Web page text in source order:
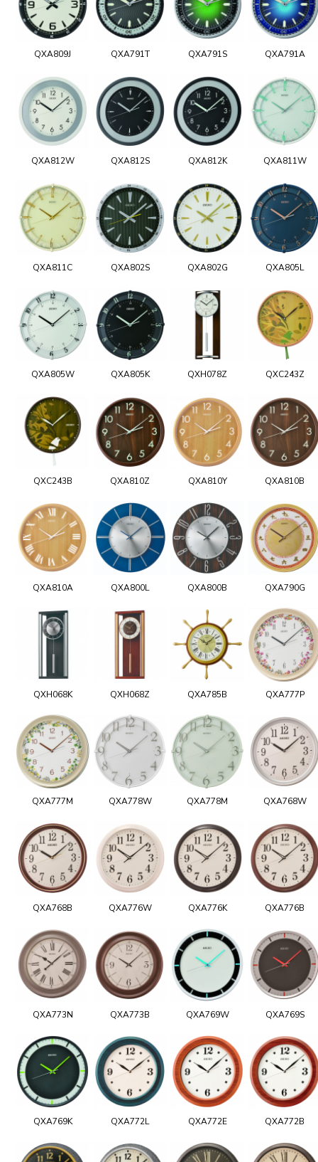
QXA809J QXA791T QXA791S QXA791A
QXA812W QXA812S QXA812K QXA811W
QXA811C QXA802S QXA802G QXA805L
QXA805W QXA805K QXH078Z QXC243Z
QXC243B QXA810Z QXA810Y QXA810B
QXA810A QXA800L QXA800B QXA790G
QXH068K QXH068Z QXA785B QXA777P
QXA777M QXA778W QXA778M QXA768W
QXA768B QXA776W QXA776K QXA776B
QXA773N QXA773B QXA769W QXA769S
QXA769K QXA772L QXA772E QXA772B